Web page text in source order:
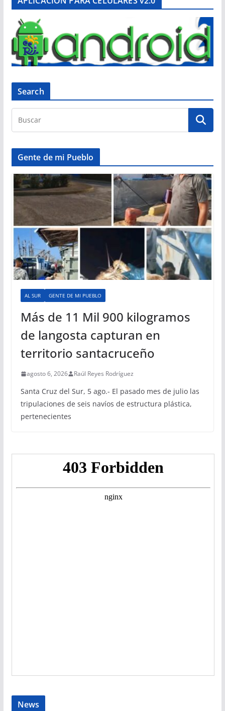
Search
Gente de mi Pueblo
AL SUR GENTE DE MI PUEBLO
Más de 11 Mil 900 kilogramos
de langosta capturan en
territorio santacruceño
agosto 6, 2026 Raúl Reyes Rodríguez
Santa Cruz del Sur, 5 ago.- El pasado mes de julio las
tripulaciones de seis navíos de estructura plástica,
pertenecientes
News